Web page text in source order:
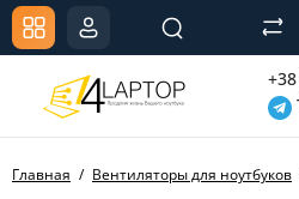
Главная Вентиляторы для ноутбуков